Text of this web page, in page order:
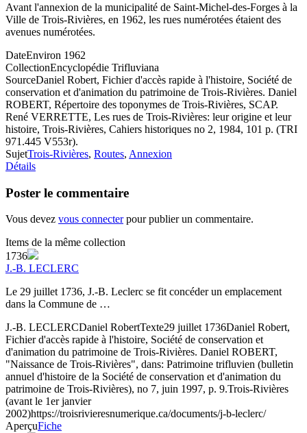
Avant l'annexion de la municipalité de Saint-Michel-des-Forges à la
Ville de Trois-Rivières, en 1962, les rues numérotées étaient des
avenues numérotées.
DateEnviron 1962
CollectionEncyclopédie Trifluviana
SourceDaniel Robert, Fichier d'accès rapide à l'histoire, Société de
conservation et d'animation du patrimoine de Trois-Rivières. Daniel
ROBERT, Répertoire des toponymes de Trois-Rivières, SCAP.
René VERRETTE, Les rues de Trois-Rivières: leur origine et leur
histoire, Trois-Rivières, Cahiers historiques no 2, 1984, 101 p. (TRI
971.445 V553r).
SujetTrois-Rivières, Routes, Annexion
Détails
Poster le commentaire
Vous devez vous connecterpour publier un commentaire.
Items de la même collection
1736
J.-B. LECLERC
Le 29 juillet 1736, J.-B. Leclerc se fit concéder un emplacement
dans la Commune de …
J.-B. LECLERCDaniel RobertTexte29 juillet 1736Daniel Robert,
Fichier d'accès rapide à l'histoire, Société de conservation et
d'animation du patrimoine de Trois-Rivières. Daniel ROBERT,
"Naissance de Trois-Rivières", dans: Patrimoine trifluvien (bulletin
annuel d'histoire de la Société de conservation et d'animation du
patrimoine de Trois-Rivières), no 7, juin 1997, p. 9.Trois-Rivières
(avant le 1er janvier
2002)https://troisrivieresnumerique.ca/documents/j-b-leclerc/
AperçuFiche